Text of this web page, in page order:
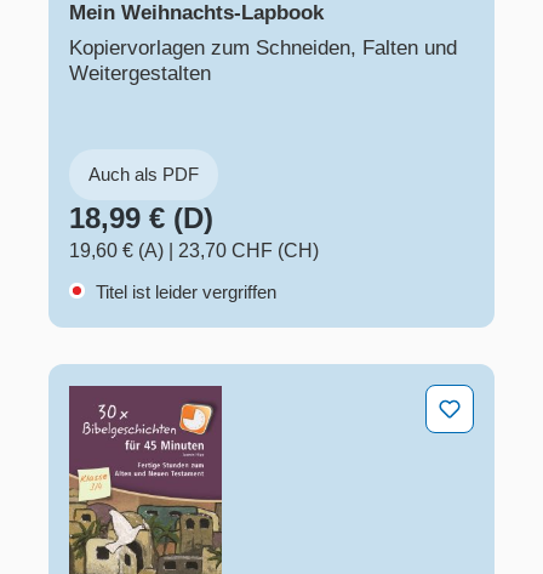
Mein Weihnachts-Lapbook
Kopiervorlagen zum Schneiden, Falten und
Weitergestalten
Auch als PDF
18,99 € (D)
19,60 € (A)
23,70 CHF (CH)
Titel ist leider vergriffen
30 x Bibelgeschichten für 45 Minuten – Klasse 3/4